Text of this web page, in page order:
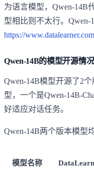
为语言模型，Qwen-14B
型相比则不太行。Qwen-
https://
Qwen-14B的模型开源情
Qwen-14B模型开源了2
型，一个是Qwen-14B-
好适应对话任务。
Qwen-14B两个版本模型
模型名称